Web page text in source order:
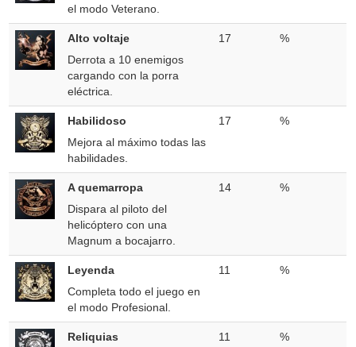
el modo Veterano.
Alto voltaje
Derrota a 10 enemigos
cargando con la porra
eléctrica.
17 %
Habilidoso
Mejora al máximo todas las
habilidades.
17 %
A quemarropa
Dispara al piloto del
helicóptero con una
Magnum a bocajarro.
14 %
Leyenda
Completa todo el juego en
el modo Profesional.
11 %
Reliquias 11 %